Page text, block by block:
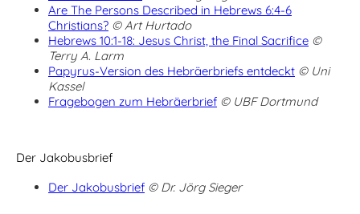
Are The Persons Described in Hebrews 6:4-6
Christians? © Art Hurtado
Hebrews 10:1-18: Jesus Christ, the Final Sacrifice ©
Terry A. Larm
Papyrus-Version des Hebräerbriefs entdeckt © Uni
Kassel
Fragebogen zum Hebräerbrief © UBF Dortmund
Der Jakobusbrief
Der Jakobusbrief © Dr. Jörg Sieger